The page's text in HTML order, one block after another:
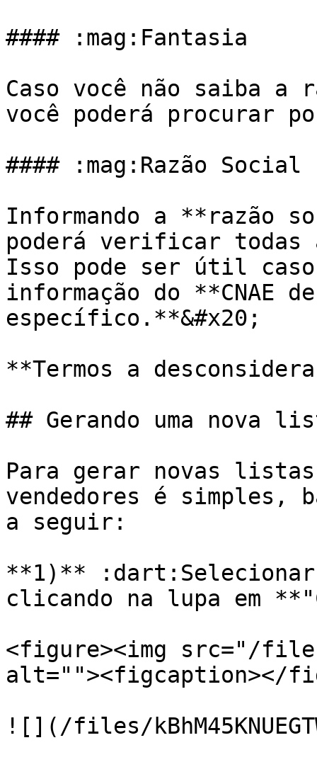
#### :mag:Fantasia
Caso você não saiba a
você poderá procurar
#### :mag:Razão Social
Informando a **razão
poderá verificar todas
Isso pode ser útil
informação do **CNAE de
específico.**&#x20;
**Termos a
## Gerando uma nova
Para gerar novas listas
vendedores é simples,
a seguir:
**1)** :dart:Selecionar
clicando na lupa em
<figure><img src="/files/
alt=""><figcaption></
![](/files/